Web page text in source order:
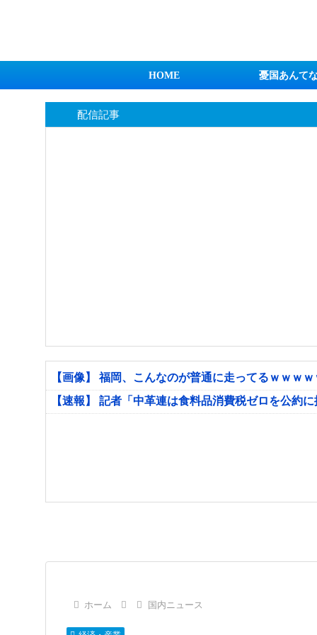
HOME 憂国あんて
配信記事
【画像】 福岡、こんなのが普通に走ってるｗｗｗ
【速報】 記者「中革連は食料品消費税ゼロを公約
ホーム 国内ニュース